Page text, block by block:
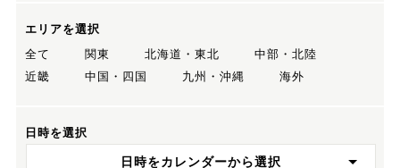
エリアを選択
全て
関東 北海道・東北
中部・北陸
近畿
中国・四国 九州・沖縄 海外
日時を選択
日時をカレンダーから選択